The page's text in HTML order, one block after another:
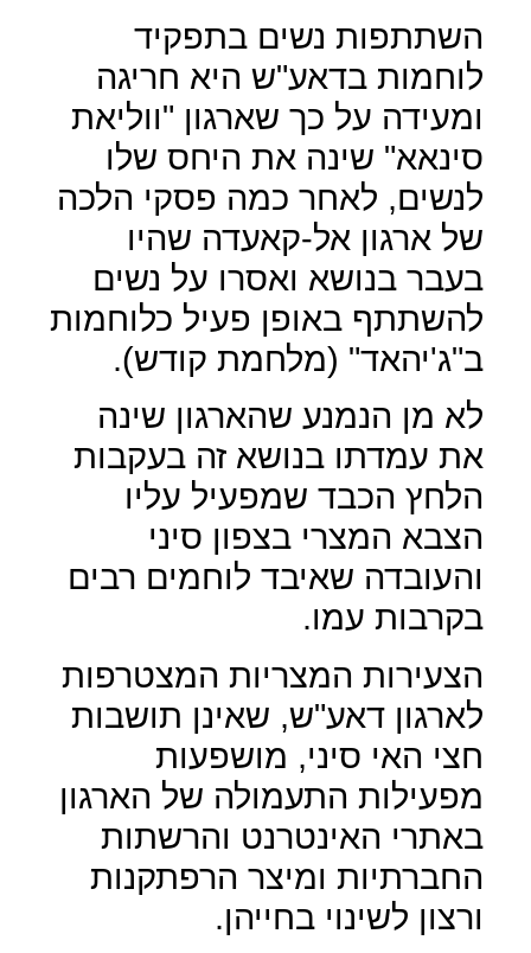
השתתפות נשים בתפקיד
לוחמות בדאע"ש היא חריגה
ומעידה על כך שארגון "ווליאת
סינאא" שינה את היחס שלו
לנשים, לאחר כמה פסקי הלכה
של ארגון אל-קאעדה שהיו
בעבר בנושא ואסרו על נשים
להשתתף באופן פעיל כלוחמות
ב"ג'יהאד" (מלחמת קודש).
לא מן הנמנע שהארגון שינה
את עמדתו בנושא זה בעקבות
הלחץ הכבד שמפעיל עליו
הצבא המצרי בצפון סיני
והעובדה שאיבד לוחמים רבים
בקרבות עמו.
הצעירות המצריות המצטרפות
לארגון דאע"ש, שאינן תושבות
חצי האי סיני, מושפעות
מפעילות התעמולה של הארגון
באתרי האינטרנט והרשתות
החברתיות ומיצר הרפתקנות
ורצון לשינוי בחייהן.